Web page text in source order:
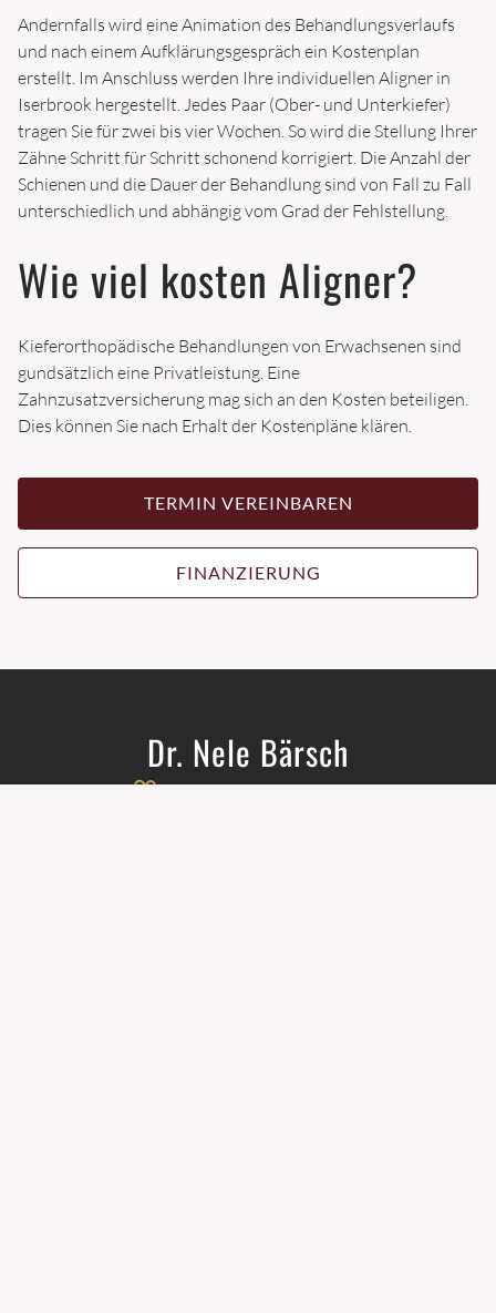
ZAHNPROTHESEN
PATIENTEN
NEUPATIENTEN
FINANZIERUNG
STANDORT
TERMINE
Andernfalls wird eine Animation des Behandlungsverlaufs
und nach einem Aufklärungsgespräch ein Kostenplan
erstellt. Im Anschluss werden Ihre individuellen Aligner in
Iserbrook hergestellt. Jedes Paar (Ober- und Unterkiefer)
tragen Sie für zwei bis vier Wochen. So wird die Stellung Ihrer
Zähne Schritt für Schritt schonend korrigiert. Die Anzahl der
Schienen und die Dauer der Behandlung sind von Fall zu Fall
unterschiedlich und abhängig vom Grad der Fehlstellung.
Wie viel kosten Aligner?
Kieferorthopädische Behandlungen von Erwachsenen sind
gundsätzlich eine Privatleistung. Eine
Zahnzusatzversicherung mag sich an den Kosten beteiligen.
Dies können Sie nach Erhalt der Kostenpläne klären.
TERMIN VEREINBAREN
FINANZIERUNG
Dr. Nele Bärsch